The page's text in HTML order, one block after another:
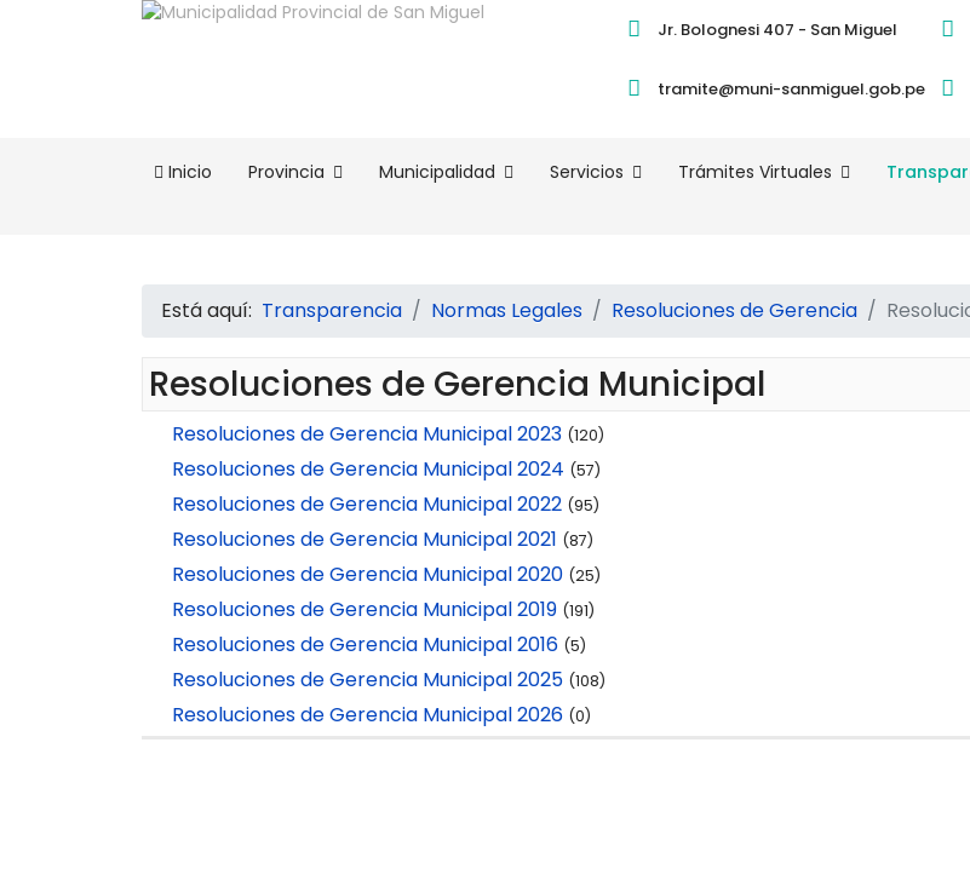
Jr. Bolognesi 407 - San Miguel
tramite@muni-sanmiguel.gob.pe
Inicio Provincia Municipalidad Servicios Trámites Virtuales
Está aquí: Transparencia Normas Legales Resoluciones de Gerencia
Resoluciones de Gerencia Municipal
Resoluciones de Gerencia Municipal 2023 (120)
Resoluciones de Gerencia Municipal 2024 (57)
Resoluciones de Gerencia Municipal 2022 (95)
Resoluciones de Gerencia Municipal 2021 (87)
Resoluciones de Gerencia Municipal 2020 (25)
Resoluciones de Gerencia Municipal 2019 (191)
Resoluciones de Gerencia Municipal 2016 (5)
Resoluciones de Gerencia Municipal 2025 (108)
Resoluciones de Gerencia Municipal 2026 (0)